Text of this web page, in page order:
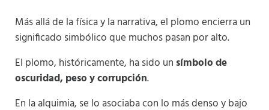
Más allá de la física y la narrativa, el plomo encierra un
significado simbólico que muchos pasan por alto.
El plomo, históricamente, ha sido un símbolo de
oscuridad, peso y corrupción.
En la alquimia, se lo asociaba con lo más denso y bajo